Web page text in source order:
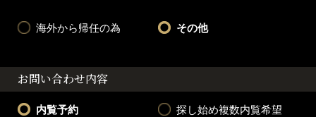
海外から帰任の為 その他
お問い合わせ内容
内覧予約 探し始め複数内覧希望